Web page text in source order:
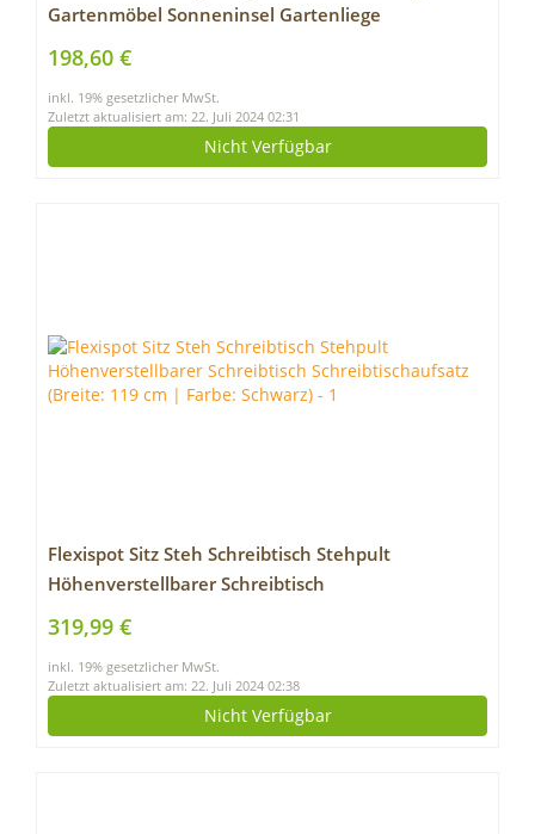
Gartenmöbel Sonneninsel Gartenliege
198,60 €
inkl. 19% gesetzlicher MwSt.
Zuletzt aktualisiert am: 22. Juli 2024 02:31
Nicht Verfügbar
Flexispot Sitz Steh Schreibtisch Stehpult
Höhenverstellbarer Schreibtisch
Schreibtischaufsatz (Breite: 119 cm | Farbe:
Schwarz)
319,99 €
inkl. 19% gesetzlicher MwSt.
Zuletzt aktualisiert am: 22. Juli 2024 02:38
Nicht Verfügbar